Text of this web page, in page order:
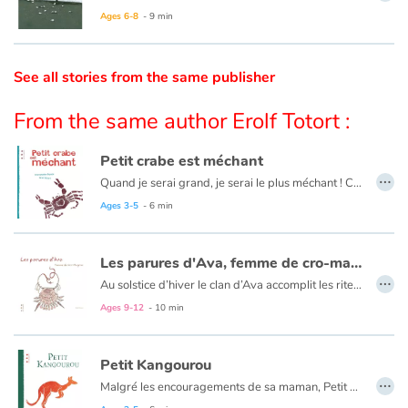
Catalogue anglais
Contraste +
Help
Home
Family
Schools
Libraries
Videos & Tutorials
Ages 6-8 - 9 min
See all stories from the same publisher
From the same author Erolf Totort :
Petit crabe est méchant
Quand je serai grand, je serai le plus méchant ! C'est ce que dit toujours Petit Crabe. Il est tout petit, il a des pinces rikiki, mais à chaque fois que quelqu'un passe à côté de lui, ziq, ziq, ziq, il le pince. Jusqu’au jour où...
Ages 3-5 - 6 min
…
Les parures d'Ava, femme de cro-magnon
Au solstice d’hiver le clan d’Ava accomplit les rites pour s’assurer des faveurs de la Grande-Mère. Ils façonnent des parures, chantent, dansent, célèbrent la fête du Renouveau, l’immuable victoire du soleil sur la nuit.
Ages 9-12 - 10 min
…
Petit Kangourou
Malgré les encouragements de sa maman, Petit Kangourou a du mal à sortir de sa poche. Tout lui fait peur, la lumière, le vent, les bruits. Enfin, gagné par la curiosité, le voilà qui s’élance. …